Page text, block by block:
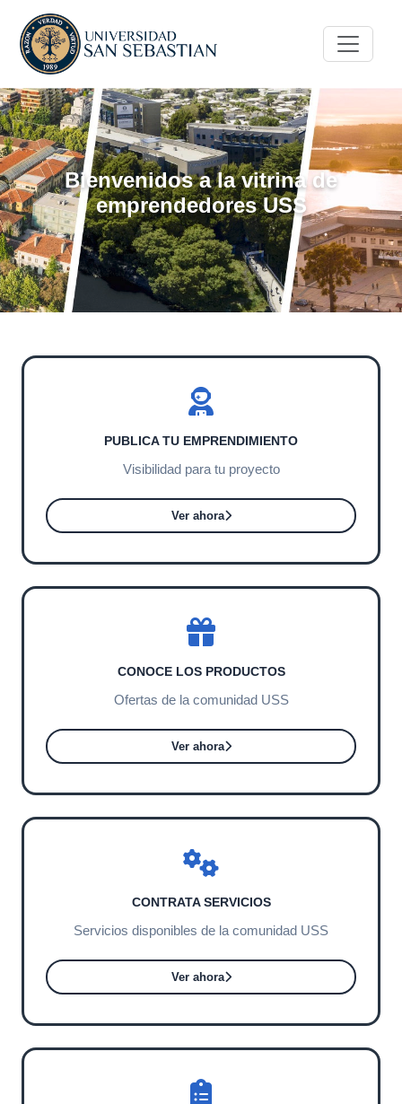
Bienvenidos a la vitrina de
emprendedores USS
PUBLICA TU EMPRENDIMIENTO
Visibilidad para tu proyecto
Ver ahora
CONOCE LOS PRODUCTOS
Ofertas de la comunidad USS
Ver ahora
CONTRATA SERVICIOS
Servicios disponibles de la comunidad USS
Ver ahora